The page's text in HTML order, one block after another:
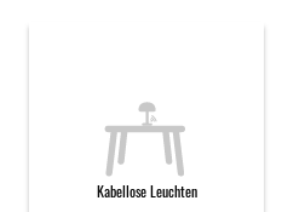
Kabellose Leuchten